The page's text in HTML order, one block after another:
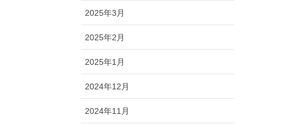
2025年3月
2025年2月
2025年1月
2024年12月
2024年11月